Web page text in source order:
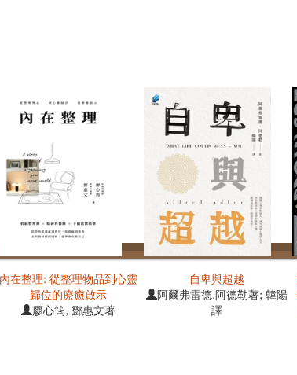
內在整理: 從整理物品到心靈
歸位的療癒啟示
廖心筠, 鄧惠文著
自卑與超越
阿爾弗雷德.阿德勒著; 韓陽
譯